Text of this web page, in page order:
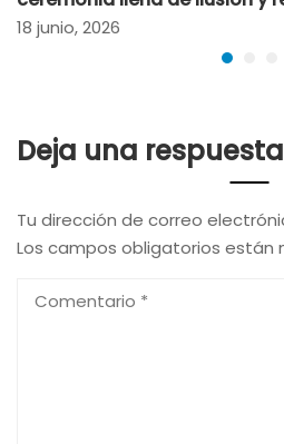
18 junio, 2026
Deja una respuesta
Tu dirección de correo
Los campos obligatorios están